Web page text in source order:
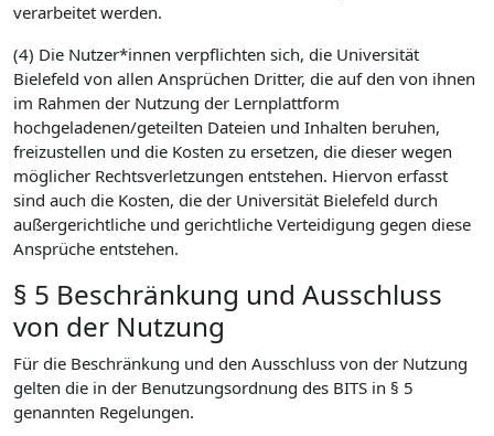
verarbeitet werden.
(4) Die Nutzer*innen verpflichten sich, die Universität
Bielefeld von allen Ansprüchen Dritter, die auf den von ihnen
im Rahmen der Nutzung der Lernplattform
hochgeladenen/geteilten Dateien und Inhalten beruhen,
freizustellen und die Kosten zu ersetzen, die dieser wegen
möglicher Rechtsverletzungen entstehen. Hiervon erfasst
sind auch die Kosten, die der Universität Bielefeld durch
außergerichtliche und gerichtliche Verteidigung gegen diese
Ansprüche entstehen.
§ 5 Beschränkung und Ausschluss
von der Nutzung
Für die Beschränkung und den Ausschluss von der Nutzung
gelten die in der Benutzungsordnung des BITS in § 5
genannten Regelungen.